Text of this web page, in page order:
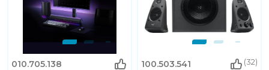
010.705.138 100.503.541 (32)